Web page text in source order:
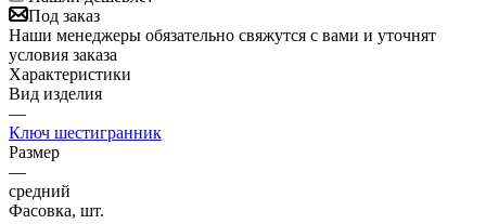
Под заказ
Наши менеджеры обязательно свяжутся с вами и уточнят
условия заказа
Характеристики
Вид изделия
—
Ключ шестигранник
Размер
—
средний
Фасовка, шт.